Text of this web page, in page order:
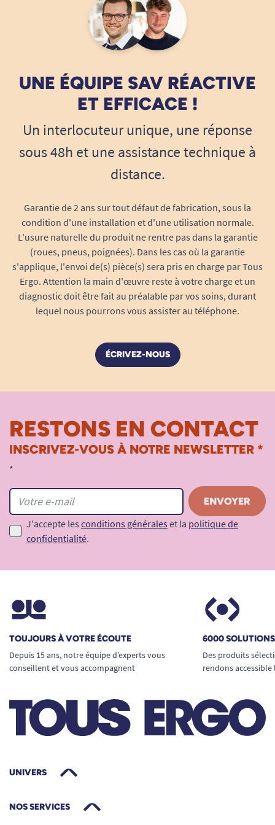
vous utilisiez votre scooter pour vos courses, vos
balades ou vos déplacements en ville, il vous
permet de rester à l’abri du vent et des
claire sur la route. Fini les désagréments causés
par les courants d’air directs ou les poussières :
votre visage et le haut de votre corps sont
préservés, même lorsque vous roulez à vitesse
maximale.
Design exclusif, parfaitement compatible
Conçu sur-mesure, le protège vent s’intègre
harmonieusement au châssis du scooter Gatsby,
sans dénaturer son esthétique iconique. Sa
forme bombée et son pourtour arrondi
rappellent les pare-brises des véhicules d’antan,
et soulignent le style "motard vintage" du
scooter. Le système de fixation solide et intuitif
garantit que le protège vent reste bien en place,
scooter
Parfaitement adapté à la structure du
Le protège vent est fabriqué dans un matériau
transparent polycarbonate haute résistance,
bénéficiant d’un traitement anti-rayures et anti-
UV. Il ne jaunit pas au fil du temps et conserve sa
matériau premium offre une
remarquable
tout en restant suffisamment
flexible pour absorber les petits chocs et résister
aux impacts légers.
Polycarbonate optique, épaisseur 4 mm :
Bords arrondis pour une sécurité maximale
Traitement anti-rayures et protection
contre les UV
produit non abrasif
saison
UNE ÉQUIPE SAV RÉACTIVE
ET EFFICACE !
Un interlocuteur unique, une réponse
sous 48h et une assistance technique à
distance.
Garantie de 2 ans sur tout défaut de fabrication, sous la
condition d'une installation et d'une utilisation normale.
L'usure naturelle du produit ne rentre pas dans la garantie
(roues, pneus, poignées). Dans les cas où la garantie
s'applique, l'envoi de(s) pièce(s) sera pris en charge par Tous
Ergo. Attention la main d'œuvre reste à votre charge et un
diagnostic doit être fait au préalable par vos soins, durant
lequel nous pourrons vous assister au téléphone.
ÉCRIVEZ-NOUS
RESTONS EN CONTACT
INSCRIVEZ-VOUS À NOTRE NEWSLETTER *
*
J'accepte les conditions générales et la politique de
confidentialité.
TOUJOURS À VOTRE ÉCOUTE
Depuis 15 ans, notre équipe d’experts vous
conseillent et vous accompagnent
6000
Des produits
rendons
UNIVERS
NOS SERVICES